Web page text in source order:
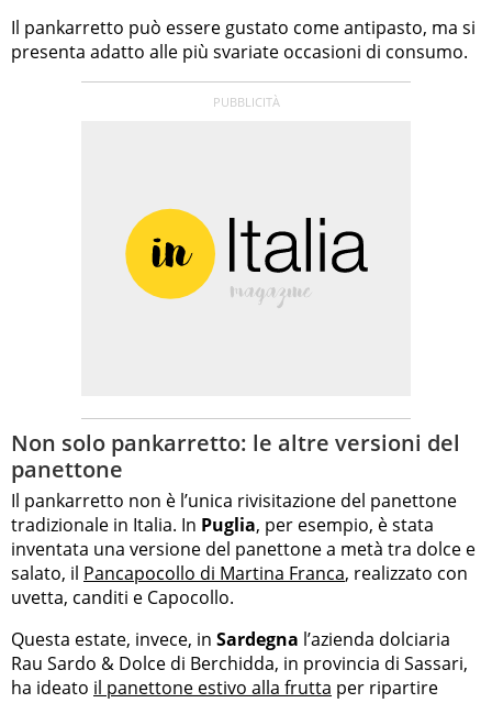
Il pankarretto può essere gustato come antipasto, ma si
presenta adatto alle più svariate occasioni di consumo.
Non solo pankarretto: le altre versioni del
panettone
Il pankarretto non è l’unica rivisitazione del panettone
tradizionale in Italia. In Puglia, per esempio, è stata
inventata una versione del panettone a metà tra dolce e
salato, il Pancapocollo di Martina Franca, realizzato con
uvetta, canditi e Capocollo.
Questa estate, invece, in Sardegna l’azienda dolciaria
Rau Sardo & Dolce di Berchidda, in provincia di Sassari,
ha ideato il panettone estivo alla frutta per ripartire